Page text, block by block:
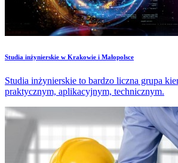
Studia inżynierskie w Krakowie i Małopolsce
Studia inżynierskie to bardzo liczna grupa
praktycznym, aplikacyjnym, technicznym.